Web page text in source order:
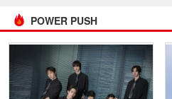
POWER PUSH